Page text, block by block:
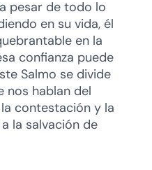
pesar de todo lo
en su vida, él
en la
confianza puede
Salmo se divide
nos hablan del
contestación y la
la salvación de